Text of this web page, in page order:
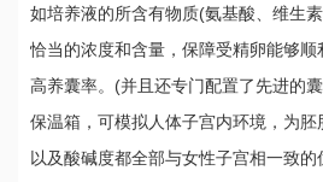
如培养液的所含有物质(氨基酸、维生
恰当的浓度和含量，保障受精卵能够
高养囊率。(并且还专门配置了先进的
保温箱，可模拟人体子宫内环境，为
以及酸碱度都全部与女性子宫相一致